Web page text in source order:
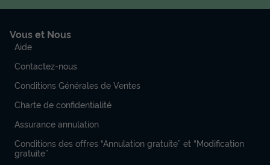
Vous et Nous
Aide
Contactez-nous
Conditions Générales de Ventes
Charte de confidentialité
Assurance annulation
Conditions des offres “Annulation gratuite” et “Modification
gratuite”